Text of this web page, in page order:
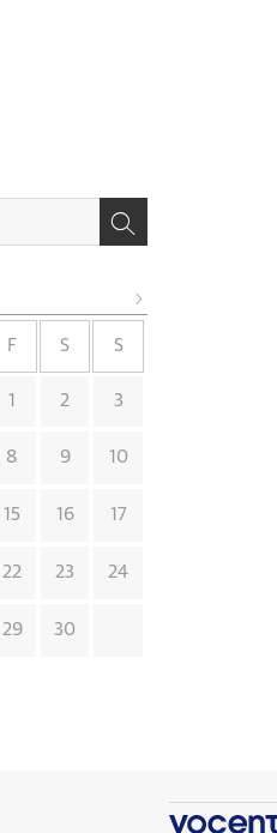
F S S
1 2 3
8 9 10
15 16 17
22 23 24
29 30